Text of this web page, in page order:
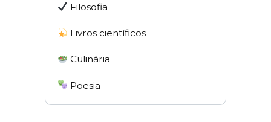
Filosofia
Livros científicos
Culinária
Poesia